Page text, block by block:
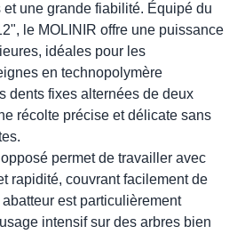
une grande fiabilité. Équipé du
le MOLINIR offre une puissance
idéales pour les
en technopolymère
dents fixes alternées de deux
récolte précise et délicate sans
permet de travailler avec
rapidité, couvrant facilement de
est particulièrement
intensif sur des arbres bien